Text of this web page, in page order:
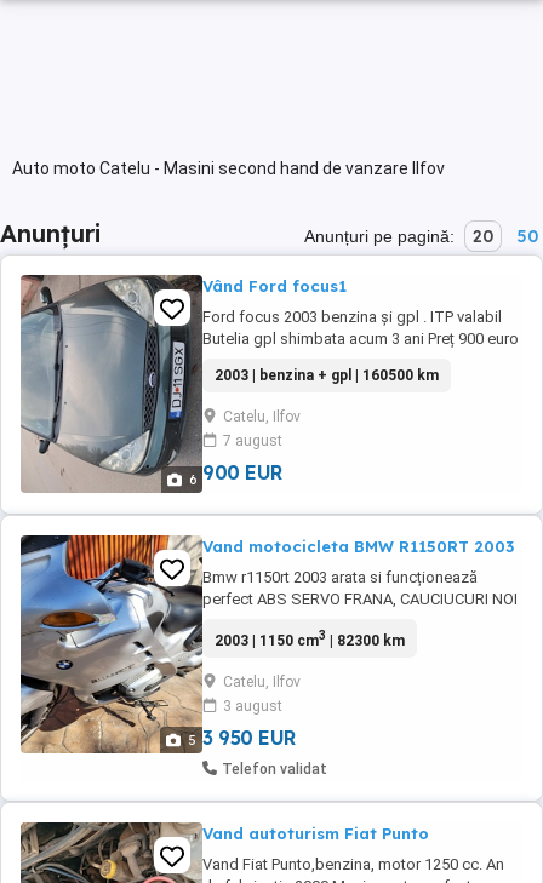
Auto moto Catelu - Masini second hand de vanzare Ilfov
Anunțuri Anunțuri pe pagină: 20 50
6
Vând Ford focus1
Ford focus 2003 benzina și gpl . ITP valabil
Butelia gpl shimbata acum 3 ani Preț 900 euro
2003 | benzina + gpl | 160500 km
Catelu, Ilfov
7 august
900 EUR
5
Vand motocicleta BMW R1150RT 2003
Bmw r1150rt 2003 arata si funcționează
perfect ABS SERVO FRANA, CAUCIUCURI NOI
reprezentantă BMW, facturi doveditoare, kit
drum, pret 3950 euro.
2003 | 1150 cm3 | 82300 km
Catelu, Ilfov
3 august
3 950 EUR
Telefon validat
Vand autoturism Fiat Punto
Vand Fiat Punto,benzina, motor 1250 cc. An